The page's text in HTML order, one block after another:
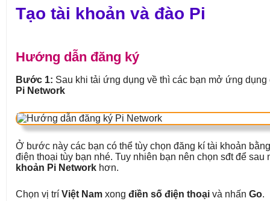
Tạo tài khoản và đào Pi
Hướng dẫn đăng ký
Bước 1: Sau khi tải ứng dụng về thì các bạn mở ứng
Pi Network
Ở bước này các bạn có thể tùy chọn đăng kí tài khoản
điện thoại tùy bạn nhé. Tuy nhiên bạn nên chọn sđt để sau
khoản Pi Network hơn.
Chọn vị trí Việt Nam xong điền số điện thoại và nhấn Go.